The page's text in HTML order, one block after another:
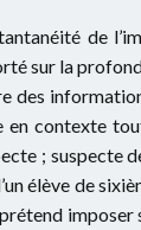
de
sur la
des
contexte
; suspecte
élève de
prétend